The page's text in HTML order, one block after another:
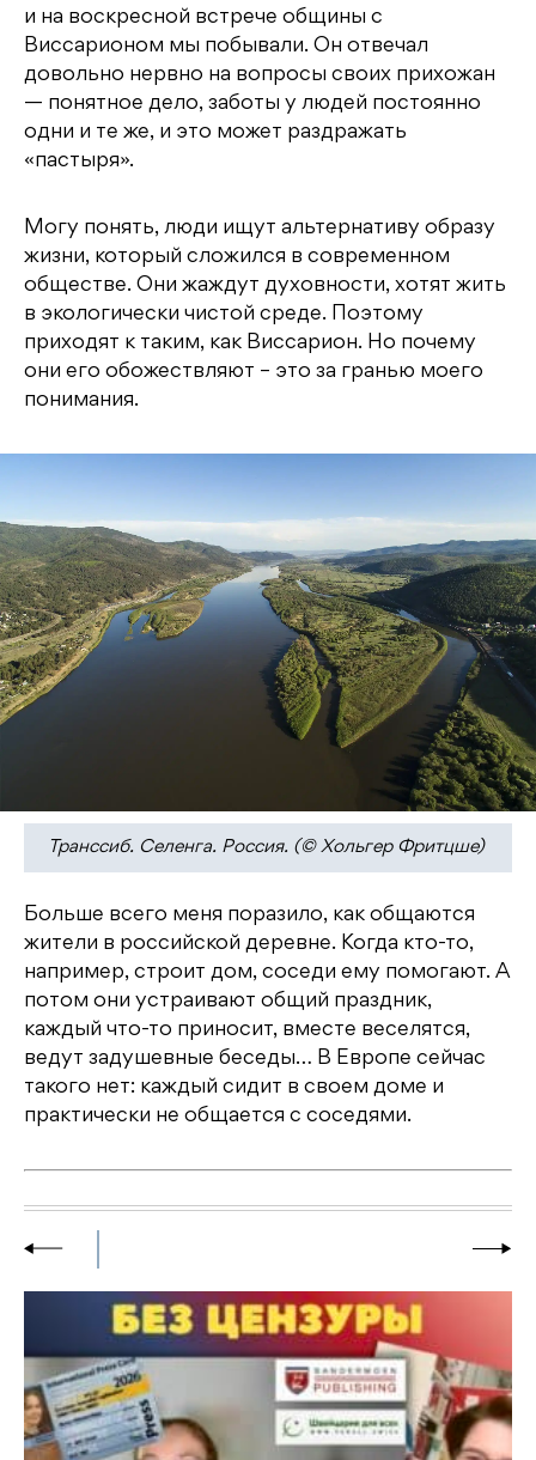
и на воскресной встрече общины с
Виссарионом мы побывали. Он отвечал
довольно нервно на вопросы своих прихожан
— понятное дело, заботы у людей постоянно
одни и те же, и это может раздражать
«пастыря».
Могу понять, люди ищут альтернативу образу
жизни, который сложился в современном
обществе. Они жаждут духовности, хотят жить
в экологически чистой среде. Поэтому
приходят к таким, как Виссарион. Но почему
они его обожествляют – это за гранью моего
понимания.
Транссиб. Селенга. Россия. (© Хольгер Фритцше)
Больше всего меня поразило, как общаются
жители в российской деревне. Когда кто-то,
например, строит дом, соседи ему помогают. А
потом они устраивают общий праздник,
каждый что-то приносит, вместе веселятся,
ведут задушевные беседы… В Европе сейчас
такого нет: каждый сидит в своем доме и
практически не общается с соседями.